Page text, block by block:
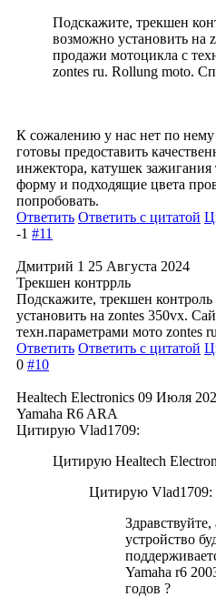
Подскажите, трекшен
возможно установить на
продажи мотоцикла с
zontes ru. Rollung moto.
К сожалению у нас нет по
готовы предоставить
инжектора, катушек
форму и подходящие цвета
попробовать.
Ответить Ответить с цитатой
-1 #11
Дмитрий 1 25 Августа 2024
Трекшен контррль
Подскажите, трекшен
установить на zontes 350vx.
техн.параметрами мото zontes
Ответить Ответить с цитатой
0 #10
Healtech Electronics 09 Июля
Yamaha R6 ARA
Цитирую Vlad1709:
Цитирую Healtech
Цитирую Vlad1709:
Здравствуйте,
устройство
Yamaha r6
годов ?